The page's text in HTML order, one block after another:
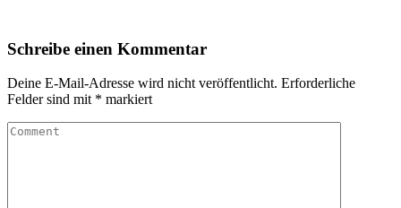
Schreibe einen Kommentar
Deine E-Mail-Adresse wird nicht veröffentlicht. Erforderliche
Felder sind mit * markiert